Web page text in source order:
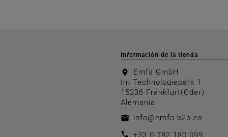
Información de la tienda
location_on
Emfa GmbH
Im Technologiepark 1
15236 Frankfurt(Oder)
Alemania
email info@emfa-b2b.es
call +33 0 782 180 099